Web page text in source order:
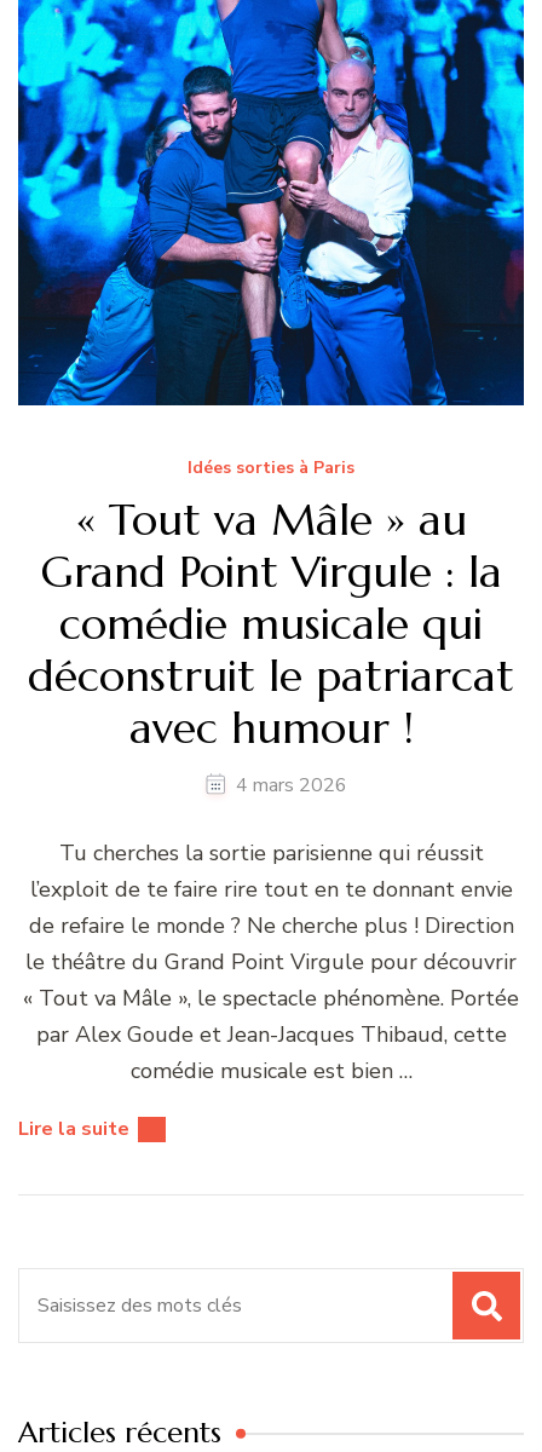
Idées sorties à Paris
« Tout va Mâle » au
Grand Point Virgule : la
comédie musicale qui
déconstruit le patriarcat
avec humour !
4 mars 2026
Tu cherches la sortie parisienne qui réussit
l’exploit de te faire rire tout en te donnant envie
de refaire le monde ? Ne cherche plus ! Direction
le théâtre du Grand Point Virgule pour découvrir
« Tout va Mâle », le spectacle phénomène. Portée
par Alex Goude et Jean-Jacques Thibaud, cette
comédie musicale est bien …
Lire la suite
Articles récents